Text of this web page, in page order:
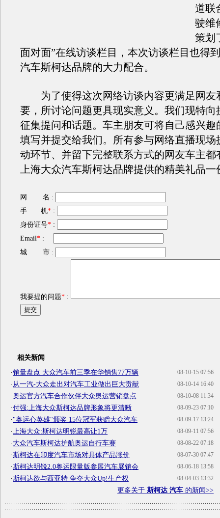
道联
驶维
策划
面对面”在线访谈栏目，本次访谈栏目也得
汽车斯柯达品牌的大力配合。
为了使得这次网络访谈内容更满足网友
要，所讨论问题更具现实意义。我们现特向
征集提问和话题。车主朋友可将自己感兴趣
填写并提交给我们。所有参与网络直播现场
动环节、并留下完整联系方式的网友车主都
上海大众汽车斯柯达品牌提供的精美礼品一
网 名 :
手 机* :
身份证号* :
Email* :
城 市 :
我要提的问题* :
相关新闻
08-10-15 07:56
·销量盘点 大众汽车前三季在华销售77万辆
08-10-14 16:40
· 从一汽-大众走出对汽车工业做出巨大贡献
08-10-08 11:34
·奥运官方汽车合作伙伴大众奥运营销盘点
08-09-23 07:10
·付强:上海大众斯柯达品牌形象将更清晰
08-09-17 13:24
·"奥运心英雄"颁奖 15位冠军获赠大众汽车
08-09-11 07:56
· 上海大众:斯柯达明锐最高让1万
08-08-22 07:18
·大众汽车斯柯达护航奥运自行车赛
08-07-30 07:47
·斯柯达在印度汽车市场对具体产品涨价
08-06-18 13:58
·斯柯达明锐2.0奥运限量版参展汽车展销会
08-04-03 13:32
·斯柯达欲与西亚特 争夺大众Up!生产权
更多关于 斯柯达 汽车 的新闻>>